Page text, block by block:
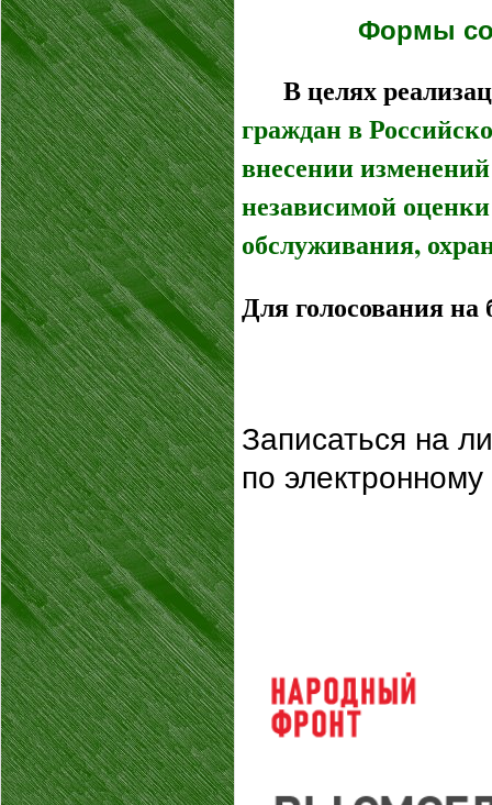
Формы
В целях
граждан в
внесении
независимой
обслуживания,
Для голосования
Записаться на
по